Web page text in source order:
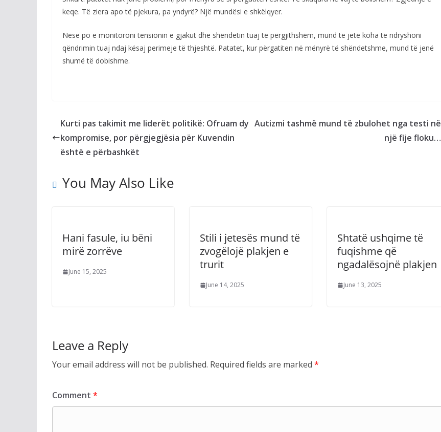
keqe. Të ziera apo të pjekura, pa yndyrë? Një mundësi e shkëlqyer.
Nëse po e monitoroni tensionin e gjakut dhe shëndetin tuaj të përgjithshëm, mund të jetë koha të ndryshoni
qëndrimin tuaj ndaj kësaj perimeje të thjeshtë. Patatet, kur përgatiten në mënyrë të shëndetshme, mund të jenë
shumë të dobishme.
Kurti pas takimit me liderët politikë: Ofruam dy
kompromise, por përgjegjësia për Kuvendin
është e përbashkët
Autizmi tashmë mund të zbulohet nga testi në
një fije floku…
You May Also Like
Hani fasule, iu bëni
mirë zorrëve
June 15, 2025
Stili i jetesës mund të
zvogëlojë plakjen e
trurit
June 14, 2025
Shtatë ushqime të
fuqishme që
ngadalësojnë plakjen
June 13, 2025
Leave a Reply
Your email address will not be published. Required fields are marked *
Comment *